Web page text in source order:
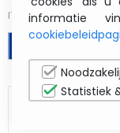
ITCurry #:1925AE24 |
informatie
Statistiek